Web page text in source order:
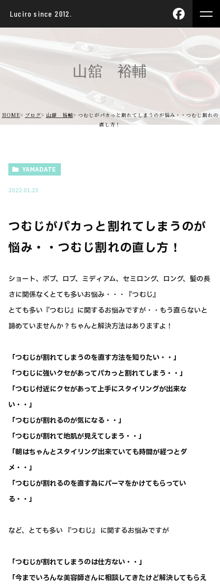
Luciro since 2012.
山舘 裕輔
HOME ブログ 山舘 裕輔
つむじがパカっと割れてしまうのが悩み・・つむじ割れの
直し方！
YAMADATE
2022.01.23
つむじがパカっと割れてしまうのが
悩み・・つむじ割れの直し方！
ショート、ボブ、ロブ、ミディアム、セミロング、ロング、髪の長
さに関係なくとても多いお悩み・・・『つむじ』
とても多い『つむじ』に関するお悩みですが・・もう直らないと
諦めていませんか？ちゃんと解決方法はありますよ！
「つむじが割れてしまうのを直す方法を知りたい・・」
「つむじに強いクセがあってパカっと割れてしまう・・」
「つむじ付近にクセがあって上手にスタイリングが出来な
い・・」
「つむじが割れるのが気になる・・」
「つむじが割れて地肌が見えてしまう・・」
「朝はちゃんとスタイリング出来ていても時間が経つとダ
メ・・」
「つむじが割れるのを直す為にパーマをかけてもらってい
る・・」
など、とても多い 『つむじ』 に関するお悩みですが
「つむじが割れてしまうのは仕方ない・・」
「今までいろんな美容師さんに相談してきたけど解決してもらえ